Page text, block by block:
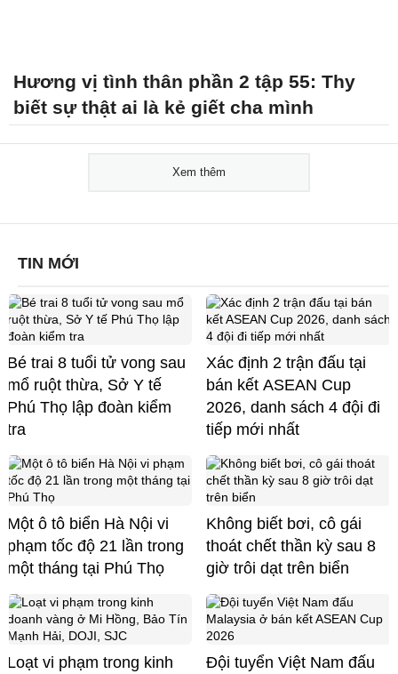
Hương vị tình thân phần 2 tập 55: Thy
biết sự thật ai là kẻ giết cha mình
Xem thêm
TIN MỚI
Bé trai 8 tuổi tử vong sau
mổ ruột thừa, Sở Y tế
Phú Thọ lập đoàn kiểm
tra
Xác định 2 trận đấu tại
bán kết ASEAN Cup
2026, danh sách 4 đội đi
tiếp mới nhất
Một ô tô biển Hà Nội vi
phạm tốc độ 21 lần trong
một tháng tại Phú Thọ
Không biết bơi, cô gái
thoát chết thần kỳ sau 8
giờ trôi dạt trên biển
Loạt vi phạm trong kinh
Đội tuyển Việt Nam đấu